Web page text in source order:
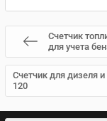
Счетчик
для учета
Счетчик для дизеля
120